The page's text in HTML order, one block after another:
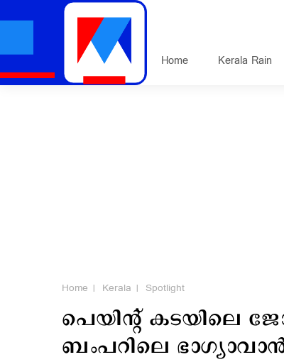
Home Kerala Rain
Home Kerala Spotlight
പെയിന്റ് കടയിലെ
ബംപറിലെ